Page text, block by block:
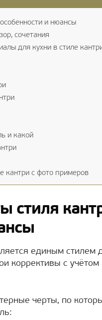
и нюансы
сочетания
для кухни в стиле
и какой
кантри с фото примеров
стиля
единым стилем
коррективы с учётом
черты, по